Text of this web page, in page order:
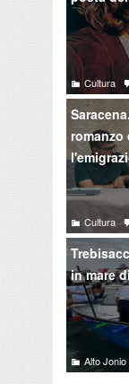
Cultura
Cultura
in mare
Alto Jonio